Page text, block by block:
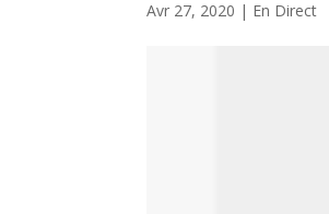
Avr 27, 2020 | En Direct